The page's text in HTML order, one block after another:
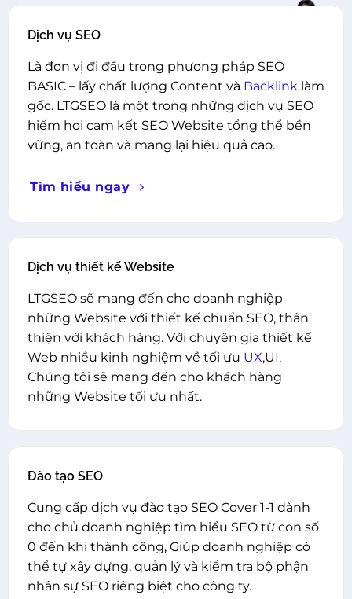
Dịch vụ SEO
Là đơn vị đi đầu trong phương pháp SEO
BASIC – lấy chất lượng Content và Backlinklàm
gốc. LTGSEO là một trong những dịch vụ SEO
hiếm hoi cam kết SEO Website tổng thể bền
vững, an toàn và mang lại hiệu quả cao.
Tìm hiểu ngay
Dịch vụ thiết kế Website
LTGSEO sẽ mang đến cho doanh nghiệp
những Website với thiết kế chuẩn SEO, thân
thiện với khách hàng. Với chuyên gia thiết kế
Web nhiều kinh nghiệm về tối ưu UX,UI.
Chúng tôi sẽ mang đến cho khách hàng
những Website tối ưu nhất.
Đào tạo SEO
Cung cấp dịch vụ đào tạo SEO Cover 1-1 dành
cho chủ doanh nghiệp tìm hiểu SEO từ con số
0 đến khi thành công, Giúp doanh nghiệp có
thể tự xây dựng, quản lý và kiểm tra bộ phận
nhân sự SEO riêng biệt cho công ty.